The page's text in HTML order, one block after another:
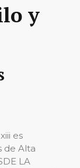
y
es
de Alta
LA